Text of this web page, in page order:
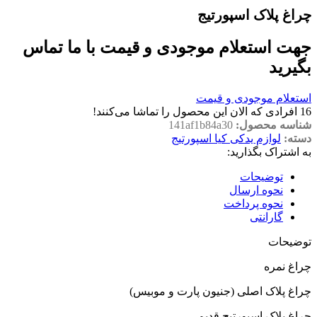
چراغ پلاک اسپورتیج
جهت استعلام موجودی و قیمت با ما تماس
بگیرید
استعلام موجودی و قیمت
16 افرادی که الان این محصول را تماشا می‌کنند!
شناسه محصول: 141af1b84a30
دسته: لوازم یدکی کیا اسپورتیج
به اشتراک بگذارید:
توضیحات
نحوه ارسال
نحوه پرداخت
گارانتی
توضیحات
چراغ نمره
چراغ پلاک اصلی (جنیون پارت و موبیس)